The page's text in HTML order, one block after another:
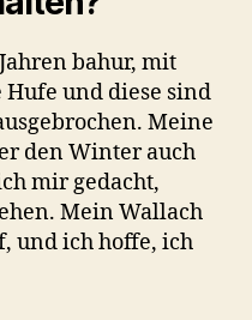
bahur, mit
Hufe und diese sind
Meine
den Winter auch
mir gedacht,
Mein Wallach
und ich hoffe, ich